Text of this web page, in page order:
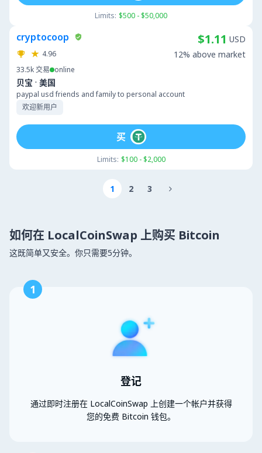
Limits: $500 - $50,000
cryptocoop
4.96
33.5k交易 online
贝宝 · 美国
paypal usd friends and family to personal account
欢迎新用户
$1.11 USD
12% above market
Limits: $100 - $2,000
买
1 2 3 
如何在 LocalCoinSwap 上购买 Bitcoin
这既简单又安全。你只需要5分钟。
1
登记
通过即时注册在 LocalCoinSwap 上创建一个帐户并获得
您的免费 Bitcoin 钱包。